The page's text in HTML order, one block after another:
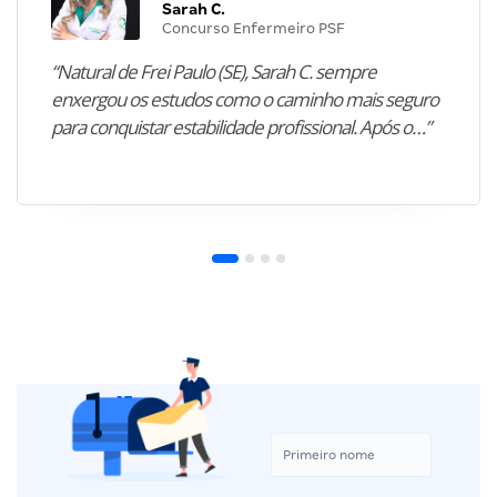
Sarah C.
Concurso Enfermeiro PSF
“Natural de Frei Paulo (SE), Sarah C. sempre
enxergou os estudos como o caminho mais seguro
para conquistar estabilidade profissional. Após o…”